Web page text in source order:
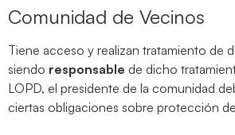
Comunidad de Vecinos
Tiene acceso y realizan tratamiento de
siendo responsable de dicho
LOPD, el presidente de la comunidad
ciertas obligaciones sobre protección